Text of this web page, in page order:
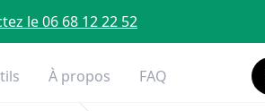
le 06 68 12 22 52
À propos FAQ